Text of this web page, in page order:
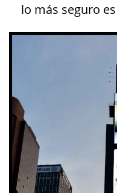
lo más seguro